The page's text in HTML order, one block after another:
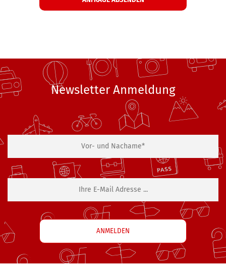
Newsletter Anmeldung